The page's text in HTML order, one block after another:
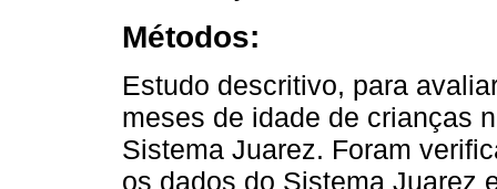
Métodos:
Estudo descritivo, para
meses de idade de crianças
Sistema Juarez. Foram
os dados do Sistema Juarez